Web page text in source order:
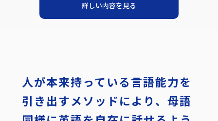
詳しい内容を見る
人が本来持っている言語能力を
引き出すメソッドにより、 母語